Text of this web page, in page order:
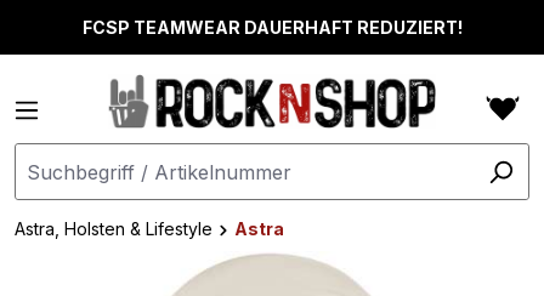
springenFCSP TEAMWEAR DAUERHAFT REDUZIERT!
Astra, Holsten & Lifestyle
Astra
Bildergalerie überspringen